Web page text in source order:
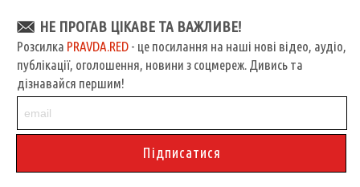
НЕ ПРОГАВ ЦІКАВЕ ТА ВАЖЛИВЕ!
Розсилка PRAVDA.RED- це посилання на наші нові відео, аудіо,
публікації, оголошення, новини з соцмереж. Дивись та
дізнавайся першим!